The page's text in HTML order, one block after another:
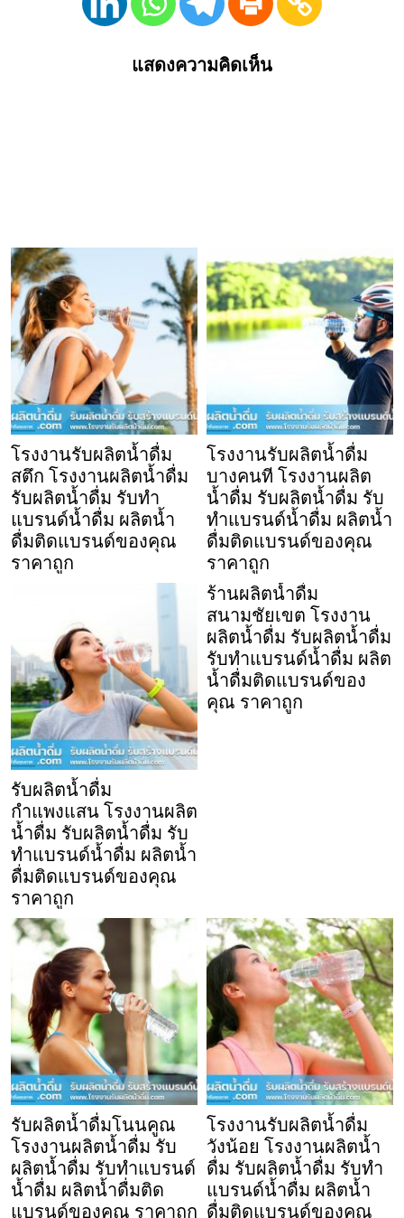
แสดงความคิดเห็น
โรงงานรับผลิตน้ำดื่ม
สตึก โรงงานผลิตน้ำดื่ม
รับผลิตน้ำดื่ม รับทำ
แบรนด์น้ำดื่ม ผลิตน้ำ
ดื่มติดแบรนด์ของคุณ
ราคาถูก
โรงงานรับผลิตน้ำดื่ม
บางคนที โรงงานผลิต
น้ำดื่ม รับผลิตน้ำดื่ม รับ
ทำแบรนด์น้ำดื่ม ผลิตน้ำ
ดื่มติดแบรนด์ของคุณ
ราคาถูก
รับผลิตน้ำดื่ม
กำแพงแสน โรงงานผลิต
น้ำดื่ม รับผลิตน้ำดื่ม รับ
ทำแบรนด์น้ำดื่ม ผลิตน้ำ
ดื่มติดแบรนด์ของคุณ
ราคาถูก
ร้านผลิตน้ำดื่ม
สนามชัยเขต โรงงาน
ผลิตน้ำดื่ม รับผลิตน้ำดื่ม
รับทำแบรนด์น้ำดื่ม ผลิต
น้ำดื่มติดแบรนด์ของ
คุณ ราคาถูก
รับผลิตน้ำดื่มโนนคูณ
โรงงานผลิตน้ำดื่ม รับ
ผลิตน้ำดื่ม รับทำแบรนด์
น้ำดื่ม ผลิตน้ำดื่มติด
แบรนด์ของคุณ ราคาถูก
โรงงานรับผลิตน้ำดื่ม
วังน้อย โรงงานผลิตน้ำ
ดื่ม รับผลิตน้ำดื่ม รับทำ
แบรนด์น้ำดื่ม ผลิตน้ำ
ดื่มติดแบรนด์ของคุณ